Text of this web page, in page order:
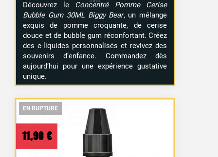
Découvrez le Concentré Pomme Cerise
Bubble Gum 30ML Biggy Bear, un mélange
exquis de pomme croquante, de cerise
douce et de bubble gum réconfortant. Créez
des e-liquides personnalisés et revivez des
souvenirs d’enfance. Commandez dès
aujourd’hui pour une expérience gustative
unique.
EN RUPTURE
EN RUPTURE
11,90 €
EN RUPTURE